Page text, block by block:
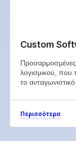
Custom
λογισμικού, που
το
Περισσότερα